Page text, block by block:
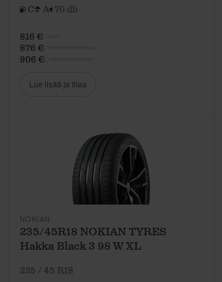
C
A 70 db
816 €
876 €
906 €
Lue lisää ja tilaa
NOKIAN
235/45R18 NOKIAN TYRES
Hakka Black 3 98 W XL
235 / 45 R18